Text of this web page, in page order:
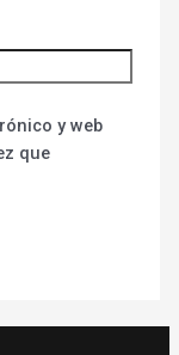
y web
que